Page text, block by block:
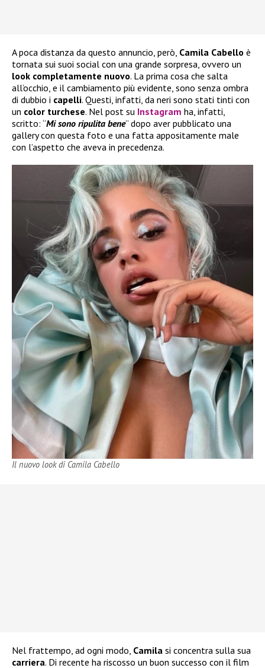
A poca distanza da questo annuncio, però, Camila Cabello è
tornata sui suoi social con una grande sorpresa, ovvero un
look completamente nuovo. La prima cosa che salta
all’occhio, e il cambiamento più evidente, sono senza ombra
di dubbio i capelli. Questi, infatti, da neri sono stati tinti con
un color turchese. Nel post su Instagram ha, infatti,
scritto: “Mi sono ripulita bene” dopo aver pubblicato una
gallery con questa foto e una fatta appositamente male
con l’aspetto che aveva in precedenza.
Il nuovo look di Camila Cabello
Nel frattempo, ad ogni modo, Camila si concentra sulla sua
carriera. Di recente ha riscosso un buon successo con il film